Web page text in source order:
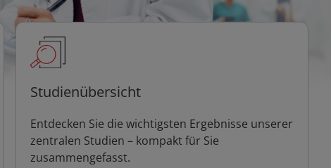
Studienübersicht
Entdecken Sie die wichtigsten Ergebnisse unserer
zentralen Studien – kompakt für Sie
zusammengefasst.